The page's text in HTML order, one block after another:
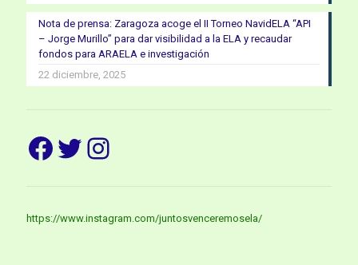
Nota de prensa: Zaragoza acoge el II Torneo NavidELA “API
– Jorge Murillo” para dar visibilidad a la ELA y recaudar
fondos para ARAELA e investigación
22 diciembre, 2025
Facebook
Twitter
Instagram
https://www.instagram.com/juntosvenceremosela/